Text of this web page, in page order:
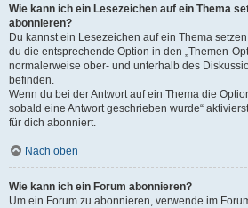
Wie kann ich ein Lesezeichen auf ein Thema
abonnieren?
Du kannst ein Lesezeichen auf ein Thema
du die entsprechende Option in den „Themen-
normalerweise ober- und unterhalb des
befinden.
Wenn du bei der Antwort auf ein Thema die
sobald eine Antwort geschrieben wurde“
für dich abonniert.
Nach oben
Wie kann ich ein Forum abonnieren?
Um ein Forum zu abonnieren, verwende im